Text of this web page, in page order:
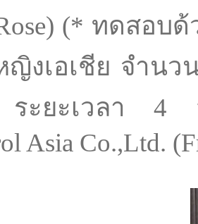
(* ทดสอบด้
ญิงเอเชีย จำน
ยะเวลา 4
Asia Co.,Ltd.